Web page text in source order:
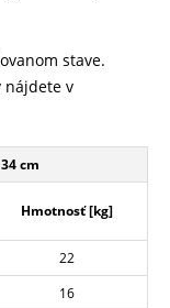
stave.
nájdete v
cm
Hmotnosť [kg]
22
16